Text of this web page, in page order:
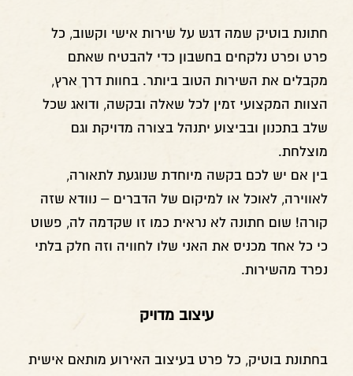
חתונת בוטיק שמה דגש על שירות אישי וקשוב, כל
פרט ופרט נלקחים בחשבון כדי להבטיח שאתם
מקבלים את השירות הטוב ביותר. בחוות דרך ארץ,
הצוות המקצועי זמין לכל שאלה ובקשה, ודואג שכל
שלב בתכנון ובביצוע יתנהל בצורה מדויקת וגם
מוצלחת.
בין אם יש לכם בקשה מיוחדת שנוגעת לתאורה,
לאווירה, לאוכל או למיקום של הדברים – נוודא שזה
קורה! שום חתונה לא נראית כמו זו שקדמה לה, פשוט
כי כל אחד מכניס את האני שלו לחוויה וזה חלק בלתי
נפרד מהשירות.
עיצוב מדויק
בחתונת בוטיק, כל פרט בעיצוב האירוע מותאם אישית